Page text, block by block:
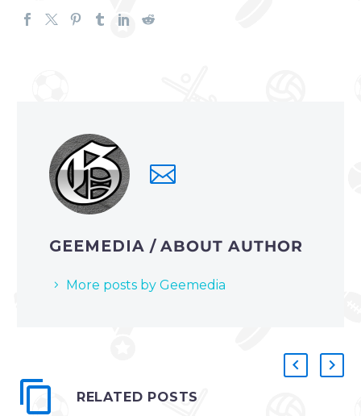
GEEMEDIA / ABOUT AUTHOR
More posts by Geemedia
RELATED POSTS